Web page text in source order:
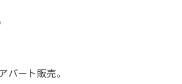
パート販売。